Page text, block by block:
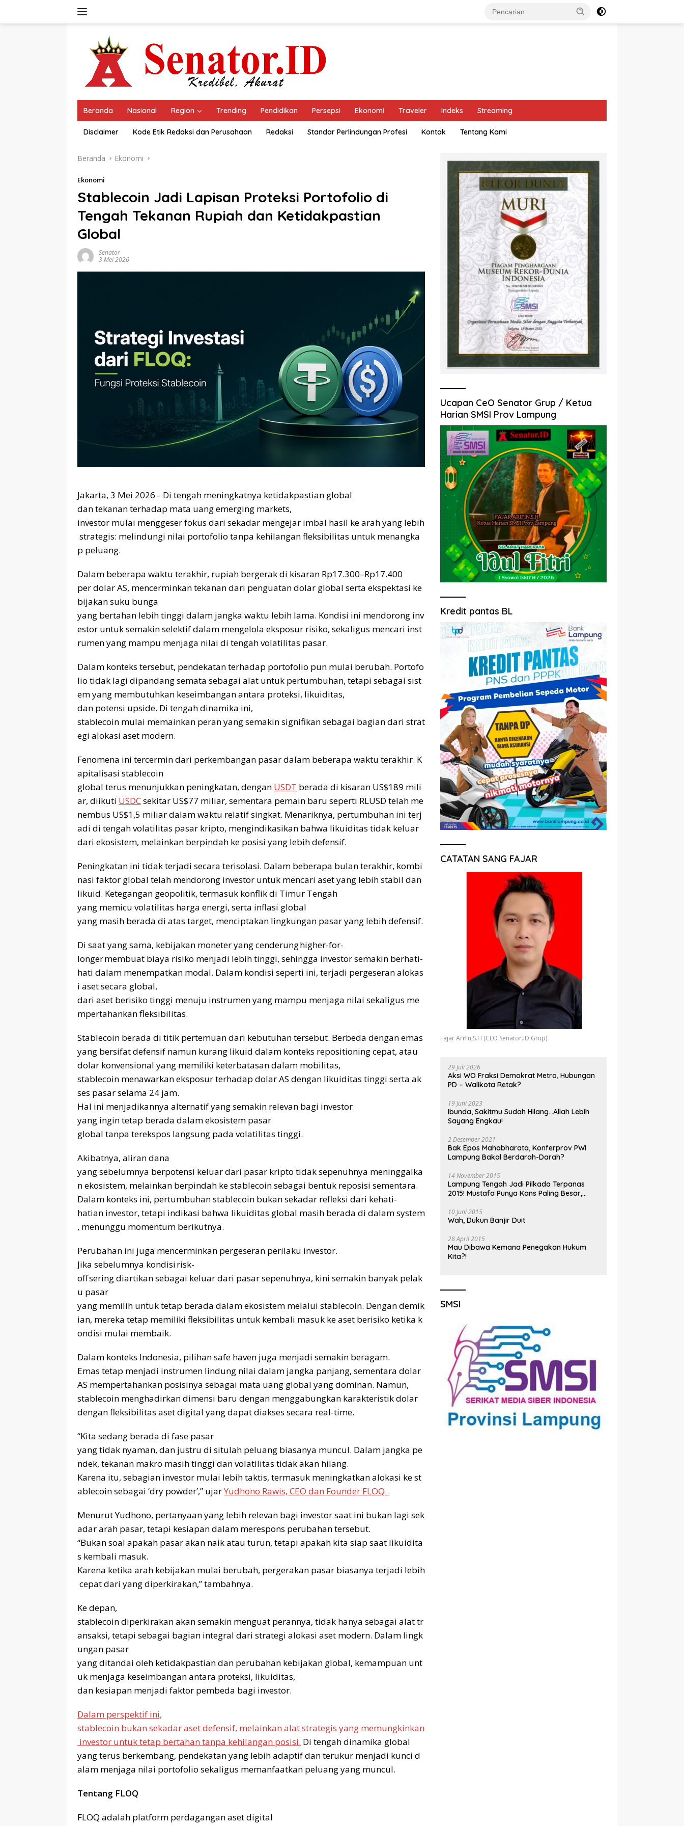
Beranda Nasional Region Trending Pendidikan Persepsi Ekonomi Traveler Indeks Streaming
Disclaimer Kode Etik Redaksi dan Perusahaan Redaksi Standar Perlindungan Profesi Kontak Tentang Kami
Beranda Ekonomi
Ekonomi
Stablecoin Jadi Lapisan Proteksi Portofolio di
Tengah Tekanan Rupiah dan Ketidakpastian
Global
Senator
3 Mei 2026
Jakarta, 3 Mei 2026 – Di tengah meningkatnya ketidakpastian global
dan tekanan terhadap mata uang emerging markets,
investor mulai menggeser fokus dari sekadar mengejar imbal hasil ke arah yang lebih
strategis: melindungi nilai portofolio tanpa kehilangan fleksibilitas untuk menangka
p peluang.
Dalam beberapa waktu terakhir, rupiah bergerak di kisaran Rp17.300–Rp17.400
per dolar AS, mencerminkan tekanan dari penguatan dolar global serta ekspektasi ke
bijakan suku bunga
yang bertahan lebih tinggi dalam jangka waktu lebih lama. Kondisi ini mendorong inv
estor untuk semakin selektif dalam mengelola eksposur risiko, sekaligus mencari inst
rumen yang mampu menjaga nilai di tengah volatilitas pasar.
Dalam konteks tersebut, pendekatan terhadap portofolio pun mulai berubah. Portofo
lio tidak lagi dipandang semata sebagai alat untuk pertumbuhan, tetapi sebagai sist
em yang membutuhkan keseimbangan antara proteksi, likuiditas,
dan potensi upside. Di tengah dinamika ini,
stablecoin mulai memainkan peran yang semakin signifikan sebagai bagian dari strat
egi alokasi aset modern.
Fenomena ini tercermin dari perkembangan pasar dalam beberapa waktu terakhir. K
apitalisasi stablecoin
global terus menunjukkan peningkatan, dengan USDT berada di kisaran US$189 mili
ar, diikuti USDCsekitar US$77 miliar, sementara pemain baru seperti RLUSD telah me
nembus US$1,5 miliar dalam waktu relatif singkat. Menariknya, pertumbuhan ini terj
adi di tengah volatilitas pasar kripto, mengindikasikan bahwa likuiditas tidak keluar
dari ekosistem, melainkan berpindah ke posisi yang lebih defensif.
Peningkatan ini tidak terjadi secara terisolasi. Dalam beberapa bulan terakhir, kombi
nasi faktor global telah mendorong investor untuk mencari aset yang lebih stabil dan
likuid. Ketegangan geopolitik, termasuk konflik di Timur Tengah
yang memicu volatilitas harga energi, serta inflasi global
yang masih berada di atas target, menciptakan lingkungan pasar yang lebih defensif.
Di saat yang sama, kebijakan moneter yang cenderung higher-for-
longer membuat biaya risiko menjadi lebih tinggi, sehingga investor semakin berhati-
hati dalam menempatkan modal. Dalam kondisi seperti ini, terjadi pergeseran alokas
i aset secara global,
dari aset berisiko tinggi menuju instrumen yang mampu menjaga nilai sekaligus me
mpertahankan fleksibilitas.
Stablecoin berada di titik pertemuan dari kebutuhan tersebut. Berbeda dengan emas
yang bersifat defensif namun kurang likuid dalam konteks repositioning cepat, atau
dolar konvensional yang memiliki keterbatasan dalam mobilitas,
stablecoin menawarkan eksposur terhadap dolar AS dengan likuiditas tinggi serta ak
ses pasar selama 24 jam.
Hal ini menjadikannya alternatif yang semakin relevan bagi investor
yang ingin tetap berada dalam ekosistem pasar
global tanpa terekspos langsung pada volatilitas tinggi.
Akibatnya, aliran dana
yang sebelumnya berpotensi keluar dari pasar kripto tidak sepenuhnya meninggalka
n ekosistem, melainkan berpindah ke stablecoin sebagai bentuk reposisi sementara.
Dalam konteks ini, pertumbuhan stablecoin bukan sekadar refleksi dari kehati-
hatian investor, tetapi indikasi bahwa likuiditas global masih berada di dalam system
, menunggu momentum berikutnya.
Perubahan ini juga mencerminkan pergeseran perilaku investor.
Jika sebelumnya kondisi risk-
off sering diartikan sebagai keluar dari pasar sepenuhnya, kini semakin banyak pelak
u pasar
yang memilih untuk tetap berada dalam ekosistem melalui stablecoin. Dengan demik
ian, mereka tetap memiliki fleksibilitas untuk kembali masuk ke aset berisiko ketika k
ondisi mulai membaik.
Dalam konteks Indonesia, pilihan safe haven juga menjadi semakin beragam.
Emas tetap menjadi instrumen lindung nilai dalam jangka panjang, sementara dolar
AS mempertahankan posisinya sebagai mata uang global yang dominan. Namun,
stablecoin menghadirkan dimensi baru dengan menggabungkan karakteristik dolar
dengan fleksibilitas aset digital yang dapat diakses secara real-time.
“Kita sedang berada di fase pasar
yang tidak nyaman, dan justru di situlah peluang biasanya muncul. Dalam jangka pe
ndek, tekanan makro masih tinggi dan volatilitas tidak akan hilang.
Karena itu, sebagian investor mulai lebih taktis, termasuk meningkatkan alokasi ke st
ablecoin sebagai ‘dry powder’,” ujarYudhono Rawis, CEO dan Founder FLOQ.
Menurut Yudhono, pertanyaan yang lebih relevan bagi investor saat ini bukan lagi sek
adar arah pasar, tetapi kesiapan dalam merespons perubahan tersebut.
“Bukan soal apakah pasar akan naik atau turun, tetapi apakah kita siap saat likuidita
s kembali masuk.
Karena ketika arah kebijakan mulai berubah, pergerakan pasar biasanya terjadi lebih
cepat dari yang diperkirakan,” tambahnya.
Ke depan,
stablecoin diperkirakan akan semakin menguat perannya, tidak hanya sebagai alat tr
ansaksi, tetapi sebagai bagian integral dari strategi alokasi aset modern. Dalam lingk
ungan pasar
yang ditandai oleh ketidakpastian dan perubahan kebijakan global, kemampuan unt
uk menjaga keseimbangan antara proteksi, likuiditas,
dan kesiapan menjadi faktor pembeda bagi investor.
Dalam perspektif ini,
stablecoin bukan sekadar aset defensif, melainkan alat strategis yang memungkinkan
investor untuk tetap bertahan tanpa kehilangan posisi. Di tengah dinamika global
yang terus berkembang, pendekatan yang lebih adaptif dan terukur menjadi kunci d
alam menjaga nilai portofolio sekaligus memanfaatkan peluang yang muncul.
Tentang FLOQ
FLOQ adalah platform perdagangan aset digital
Ucapan CeO Senator Grup / Ketua
Harian SMSI Prov Lampung
Kredit pantas BL
CATATAN SANG FAJAR
Fajar Arifin,S.H (CEO Senator.ID Grup)
29 Juli 2026
Aksi WO Fraksi Demokrat Metro, Hubungan
PD – Walikota Retak?
19 Juni 2023
Ibunda, Sakitmu Sudah Hilang…Allah Lebih
Sayang Engkau!
2 Desember 2021
Bak Epos Mahabharata, Konferprov PWI
Lampung Bakal Berdarah-Darah?
14 November 2015
Lampung Tengah Jadi Pilkada Terpanas
2015! Mustafa Punya Kans Paling Besar,
10 Juni 2015
Wah, Dukun Banjir Duit
28 April 2015
Mau Dibawa Kemana Penegakan Hukum
Kita?!
SMSI